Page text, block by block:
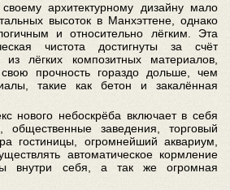
архитектурному дизайну мало
высоток в Манхэттене, однако
и относительно лёгким. Эта
чистота достигнуты за счёт
из лёгких композитных материалов,
прочность гораздо дольше, чем
такие как бетон и закалённая
нового небоскрёба включает в себя
заведения, торговый
гостиницы, огромнейший аквариум,
автоматическое кормление
внутри себя, а так же огромная